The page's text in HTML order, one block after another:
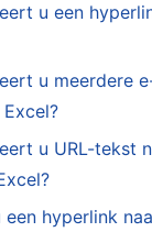
u een
u meerdere
u URL-tekst
een hyperlink